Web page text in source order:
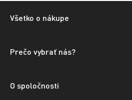
Všetko o nákupe
Prečo vybrať nás?
O spoločnosti